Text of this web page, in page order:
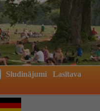
Sludinājumi
Lasītava